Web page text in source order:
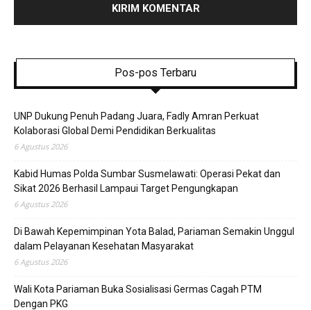
Pos-pos Terbaru
UNP Dukung Penuh Padang Juara, Fadly Amran Perkuat
Kolaborasi Global Demi Pendidikan Berkualitas
6 Agustus 2026
Kabid Humas Polda Sumbar Susmelawati: Operasi Pekat dan
Sikat 2026 Berhasil Lampaui Target Pengungkapan
6 Agustus 2026
Di Bawah Kepemimpinan Yota Balad, Pariaman Semakin Unggul
dalam Pelayanan Kesehatan Masyarakat
6 Agustus 2026
Wali Kota Pariaman Buka Sosialisasi Germas Cagah PTM
Dengan PKG